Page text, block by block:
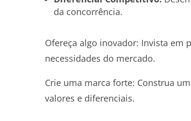
da concorrência.
Ofereça algo inovador: Invista em
necessidades do mercado.
Crie uma marca forte: Construa
valores e diferenciais.